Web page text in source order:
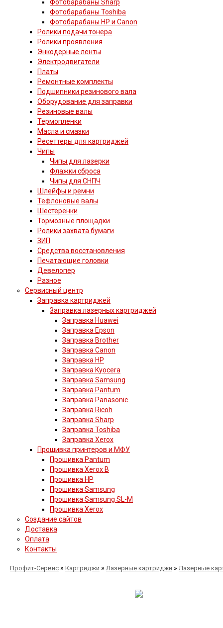
Фотобарабаны Sharp
Фотобарабаны Toshiba
Фотобарабаны HP и Canon
Ролики подачи тонера
Ролики проявления
Энкодерные ленты
Электродвигатели
Платы
Ремонтные комплекты
Подшипники резинового вала
Оборудование для заправки
Резиновые валы
Термопленки
Масла и смазки
Ресеттеры для картриджей
Чипы
Чипы для лазерки
Флажки сброса
Чипы для СНПЧ
Шлейфы и ремни
Тефлоновые валы
Шестеренки
Тормозные площадки
Ролики захвата бумаги
ЗИП
Средства восстановления
Печатающие головки
Девелопер
Разное
Сервисный центр
Заправка картриджей
Заправка лазерных картриджей
Заправка Huawei
Заправка Epson
Заправка Brother
Заправка Canon
Заправка HP
Заправка Kyocera
Заправка Samsung
Заправка Pantum
Заправка Panasonic
Заправка Ricoh
Заправка Sharp
Заправка Toshiba
Заправка Xerox
Прошивка принтеров и МФУ
Прошивка Pantum
Прошивка Xerox B
Прошивка HP
Прошивка Samsung
Прошивка Samsung SL-M
Прошивка Xerox
Создание сайтов
Доставка
Оплата
Контакты
Профит-Сервис » Картриджи » Лазерные картриджи » Лазерные